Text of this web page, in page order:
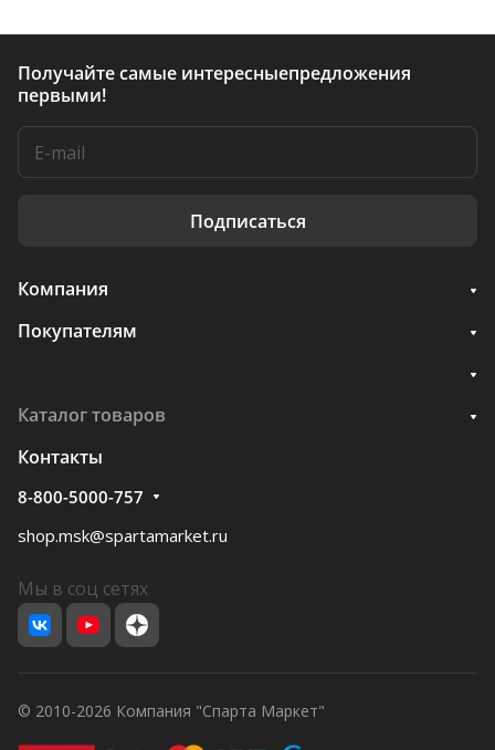
Получайте самые интересныепредложения
первыми!
Подписаться
Компания
Покупателям
Каталог товаров
Контакты
8-800-5000-757
shop.msk@spartamarket.ru
Мы в соц сетях
© 2010-2026 Компания "Спарта Маркет"